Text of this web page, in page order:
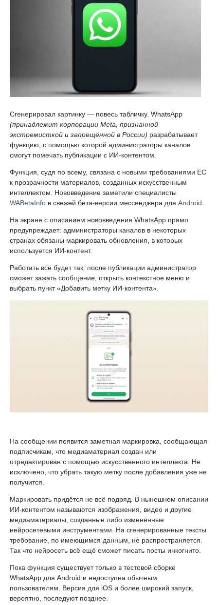
Сгенерировал картинку — повесь табличку. WhatsApp
(принадлежит корпорации Meta, признанной
экстремисткой и запрещённой в России) разрабатывает
функцию, с помощью которой администраторы каналов
смогут помечать публикации с ИИ-контентом.
Функция, судя по всему, связана с новыми требованиями ЕС
к прозрачности материалов, созданных искусственным
интеллектом. Нововведение заметили специалисты
WABetaInfo в свежей бета-версии мессенджера для Android.
На экране с описанием нововведения WhatsApp прямо
предупреждает: администраторы каналов в некоторых
странах обязаны маркировать обновления, в которых
используется ИИ-контент.
Работать всё будет так: после публикации администратор
сможет зажать сообщение, открыть контекстное меню и
выбрать пункт «Добавить метку ИИ-контента».
На сообщении появится заметная маркировка, сообщающая
подписчикам, что медиаматериал создан или
отредактирован с помощью искусственного интеллекта. Не
исключено, что убрать такую метку после добавления уже не
получится.
Маркировать придётся не всё подряд. В нынешнем описании
ИИ-контентом называются изображения, видео и другие
медиаматериалы, созданные либо изменённые
нейросетевыми инструментами. На сгенерированные тексты
требование, по имеющимся данным, не распространяется.
Так что нейросеть всё ещё сможет писать посты инкогнито.
Пока функция существует только в тестовой сборке
WhatsApp для Android и недоступна обычным
пользователям. Версия для iOS и более широкий запуск,
вероятно, последуют позднее.